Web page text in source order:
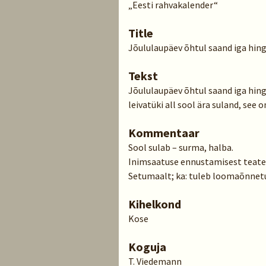
„Eesti rahvakalender“
Title
Jõululaupäev õhtul saand iga
Tekst
Jõululaupäev õhtul saand iga
leivatüki all sool ära suland, see
Kommentaar
Sool sulab – surma, halba.
Inimsaatuse ennustamisest
Setumaalt; ka: tuleb
Kihelkond
Kose
Koguja
T. Viedemann